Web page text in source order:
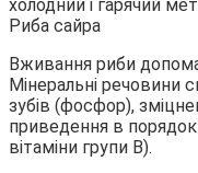
Риба сайра
Вживання риби
Мінеральні речовини
зубів (фосфор),
приведення в
вітаміни групи В).